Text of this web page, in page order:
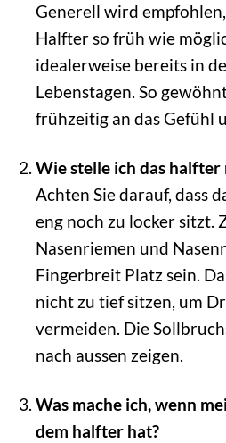
Generell wird
Halfter so früh wie
idealerweise bereits in
Lebenstagen. So
frühzeitig an das Gefühl
Wie stelle ich das halfter
Achten Sie darauf, dass
eng noch zu locker sitzt.
Nasenriemen und
Fingerbreit Platz sein.
nicht zu tief sitzen, um
vermeiden. Die
nach aussen zeigen.
Was mache ich, wenn
dem halfter hat?